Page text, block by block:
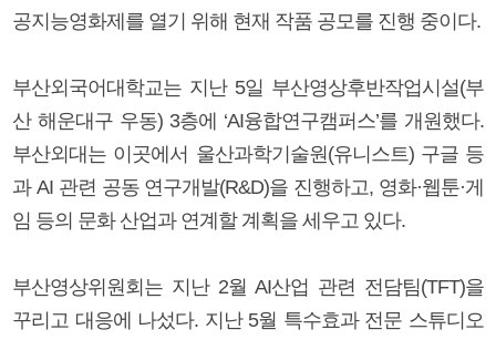
공지능영화제를 열기 위해 현재 작품 공모를 진행 중이다.
부산외국어대학교는 지난 5일 부산영상후반작업시설(부
산 해운대구 우동) 3층에 ‘AI융합연구캠퍼스’를 개원했다.
부산외대는 이곳에서 울산과학기술원(유니스트) 구글 등
과 AI 관련 공동 연구개발(R&D)을 진행하고, 영화·웹툰·게
임 등의 문화 산업과 연계할 계획을 세우고 있다.
부산영상위원회는 지난 2월 AI산업 관련 전담팀(TFT)을
꾸리고 대응에 나섰다. 지난 5월 특수효과 전문 스튜디오